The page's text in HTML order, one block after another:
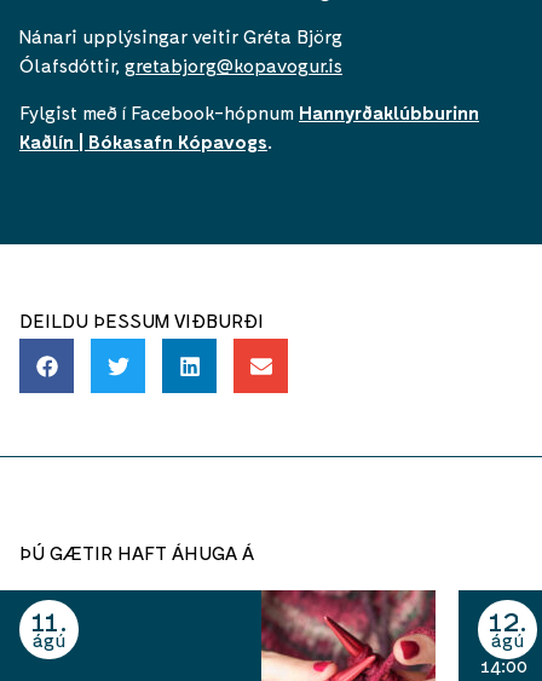
Nánari upplýsingar veitir Gréta Björg
Ólafsdóttir, gretabjorg@kopavogur.is
Fylgist með í Facebook-hópnum Hannyrðaklúbburinn
Kaðlín | Bókasafn Kópavogs
DEILDU ÞESSUM VIÐBURÐI
ÞÚ GÆTIR HAFT ÁHUGA Á
11
ágú
12
ágú
14:00